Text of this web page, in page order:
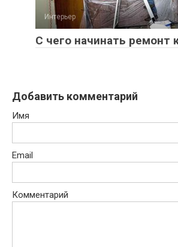
Интерьер
С чего начинать ремонт
Добавить комментарий
Имя
Email
Комментарий